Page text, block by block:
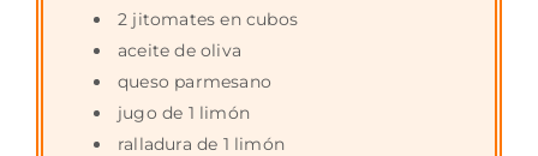
2 jitomates en cubos
aceite de oliva
queso parmesano
jugo de 1 limón
ralladura de 1 limón